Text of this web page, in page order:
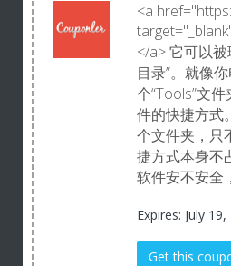
<a
</a> 它可以
目录”。就像
个“Tools”文
件的快捷方式
个文件夹，只
捷方式本身不
软件安不安全
Expires: July
Get this